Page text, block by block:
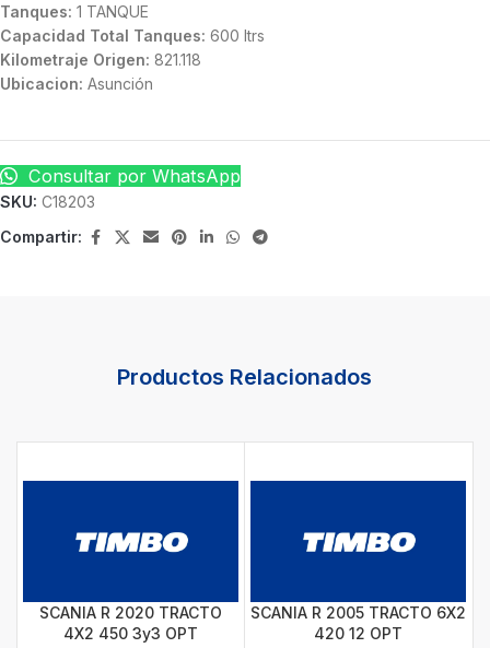
Tanques: 1 TANQUE
Capacidad Total Tanques: 600 ltrs
Kilometraje Origen: 821.118
Ubicacion: Asunción
Consultar por WhatsApp
SKU: C18203
Compartir:
Productos Relacionados
SCANIA R 2020 TRACTO
4X2 450 3y3 OPT
SCANIA R 2005 TRACTO 6X2
420 12 OPT